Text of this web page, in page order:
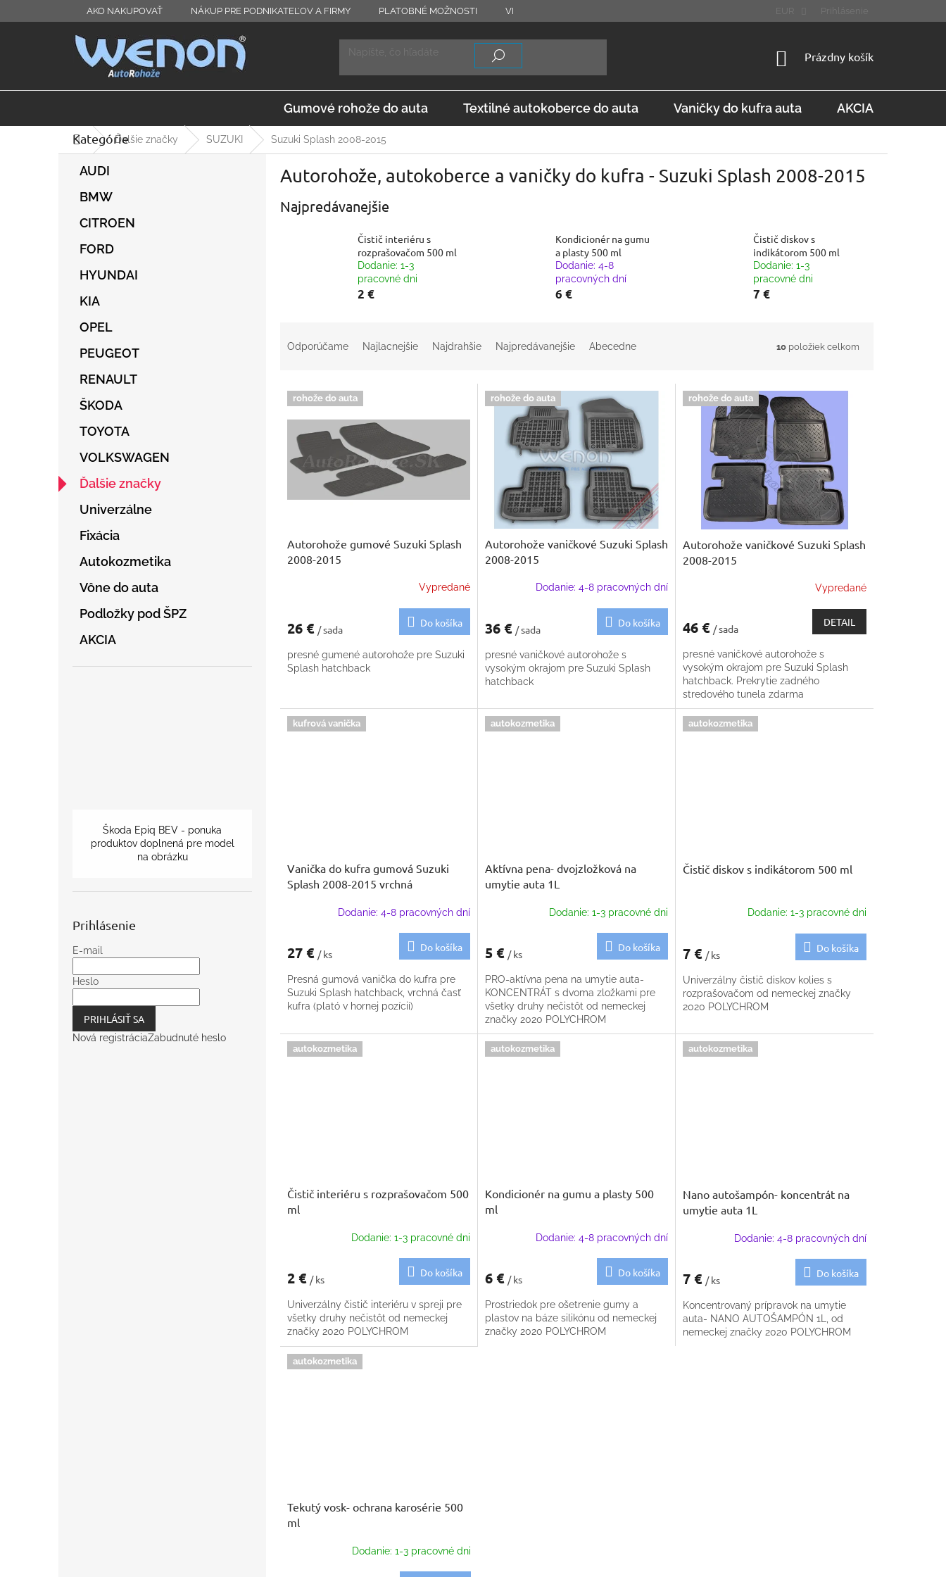
AKO NAKUPOVAŤ NÁKUP PRE PODNIKATEĽOV A FIRMY PLATOBNÉ MOŽNOSTI VRÁTENIE TOVARU Prihlásenie
NÁKUPNÝ
Prázdny košík
Gumové rohože do auta Textilné autokoberce do auta Vaničky do kufra auta AKCIA
DomovĎalšie značky SUZUKI Suzuki Splash 2008-2015
Preskočiť
kategórie
Kategórie
AUDI
BMW
CITROEN
FORD
HYUNDAI
KIA
OPEL
PEUGEOT
RENAULT
ŠKODA
TOYOTA
VOLKSWAGEN
Ďalšie značky
Univerzálne
Fixácia
Autokozmetika
Vône do auta
Podložky pod ŠPZ
AKCIA
Škoda Epiq BEV - ponuka
produktov doplnená pre model
na obrázku
Prihlásenie
E-mail
Heslo
PRIHLÁSIŤ SA
Nová registráciaZabudnuté heslo
Autorohože, autokoberce a vaničky do kufra - Suzuki Splash 2008-2015
Najpredávanejšie
Čistič interiéru s
rozprašovačom 500 ml
Dodanie: 1-3
pracovné dni
2 €
Kondicionér na gumu
a plasty 500 ml
Dodanie: 4-8
pracovných dní
6 €
Čistič diskov s
indikátorom 500 ml
Dodanie: 1-3
pracovné dni
7 €
o
Odporúčame Najlacnejšie Najdrahšie Najpredávanejšie Abecedne 10 položiek celkom
V
p
o
rohože do auta
Autorohože gumové Suzuki Splash
2008-2015
Vypredané
26 € / sada
Do košíka
presné gumené autorohože pre Suzuki
Splash hatchback
rohože do auta
Autorohože vaničkové Suzuki Splash
2008-2015
Dodanie: 4-8 pracovných dní
36 € / sada
Do košíka
presné vaničkové autorohože s
vysokým okrajom pre Suzuki Splash
hatchback
rohože do auta
Autorohože vaničkové Suzuki Splash
2008-2015
Vypredané
46 € / sada
DETAIL
presné vaničkové autorohože s
vysokým okrajom pre Suzuki Splash
hatchback. Prekrytie zadného
stredového tunela zdarma
kufrová vanička
Vanička do kufra gumová Suzuki
Splash 2008-2015 vrchná
Dodanie: 4-8 pracovných dní
27 € / ks
Do košíka
Presná gumová vanička do kufra pre
Suzuki Splash hatchback, vrchná časť
kufra (plató v hornej pozícií)
autokozmetika
Aktívna pena- dvojzložková na
umytie auta 1L
Dodanie: 1-3 pracovné dni
5 € / ks
Do košíka
PRO-aktívna pena na umytie auta-
KONCENTRÁT s dvoma zložkami pre
všetky druhy nečistôt od nemeckej
značky 2020 POLYCHROM
autokozmetika
Čistič diskov s indikátorom 500 ml
Dodanie: 1-3 pracovné dni
7 € / ks
Do košíka
Univerzálny čistič diskov kolies s
rozprašovačom od nemeckej značky
2020 POLYCHROM
autokozmetika
Čistič interiéru s rozprašovačom 500
ml
Dodanie: 1-3 pracovné dni
2 € / ks
Do košíka
Univerzálny čistič interiéru v spreji pre
všetky druhy nečistôt od nemeckej
značky 2020 POLYCHROM
autokozmetika
Kondicionér na gumu a plasty 500
ml
Dodanie: 4-8 pracovných dní
6 € / ks
Do košíka
Prostriedok pre ošetrenie gumy a
plastov na báze silikónu od nemeckej
značky 2020 POLYCHROM
autokozmetika
Nano autošampón- koncentrát na
umytie auta 1L
Dodanie: 4-8 pracovných dní
7 € / ks
Do košíka
Koncentrovaný prípravok na umytie
auta- NANO AUTOŠAMPÓN 1L, od
nemeckej značky 2020 POLYCHROM
autokozmetika
Tekutý vosk- ochrana karosérie 500
ml
Dodanie: 1-3 pracovné dni